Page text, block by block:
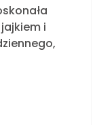
i